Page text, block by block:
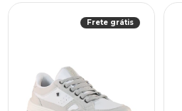
Frete grátis